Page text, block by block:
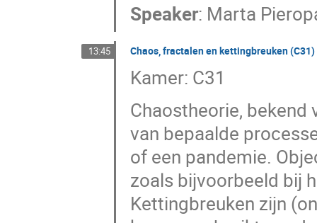
Speaker: Marta
13:45 Chaos, fractalen en kettingbreuken (C31)
Kamer: C31
Chaostheorie,
van bepaalde
of een pandemie.
zoals bijvoorbeeld bij
Kettingbreuken zijn